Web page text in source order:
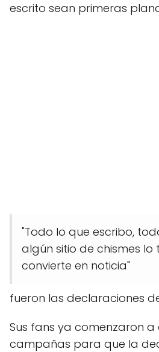
escrito sean primeras
"Todo lo que escribo,
algún sitio de chismes lo
convierte en noticia"
fueron las declaraciones
Sus fans ya comenzaron
campañas para que la